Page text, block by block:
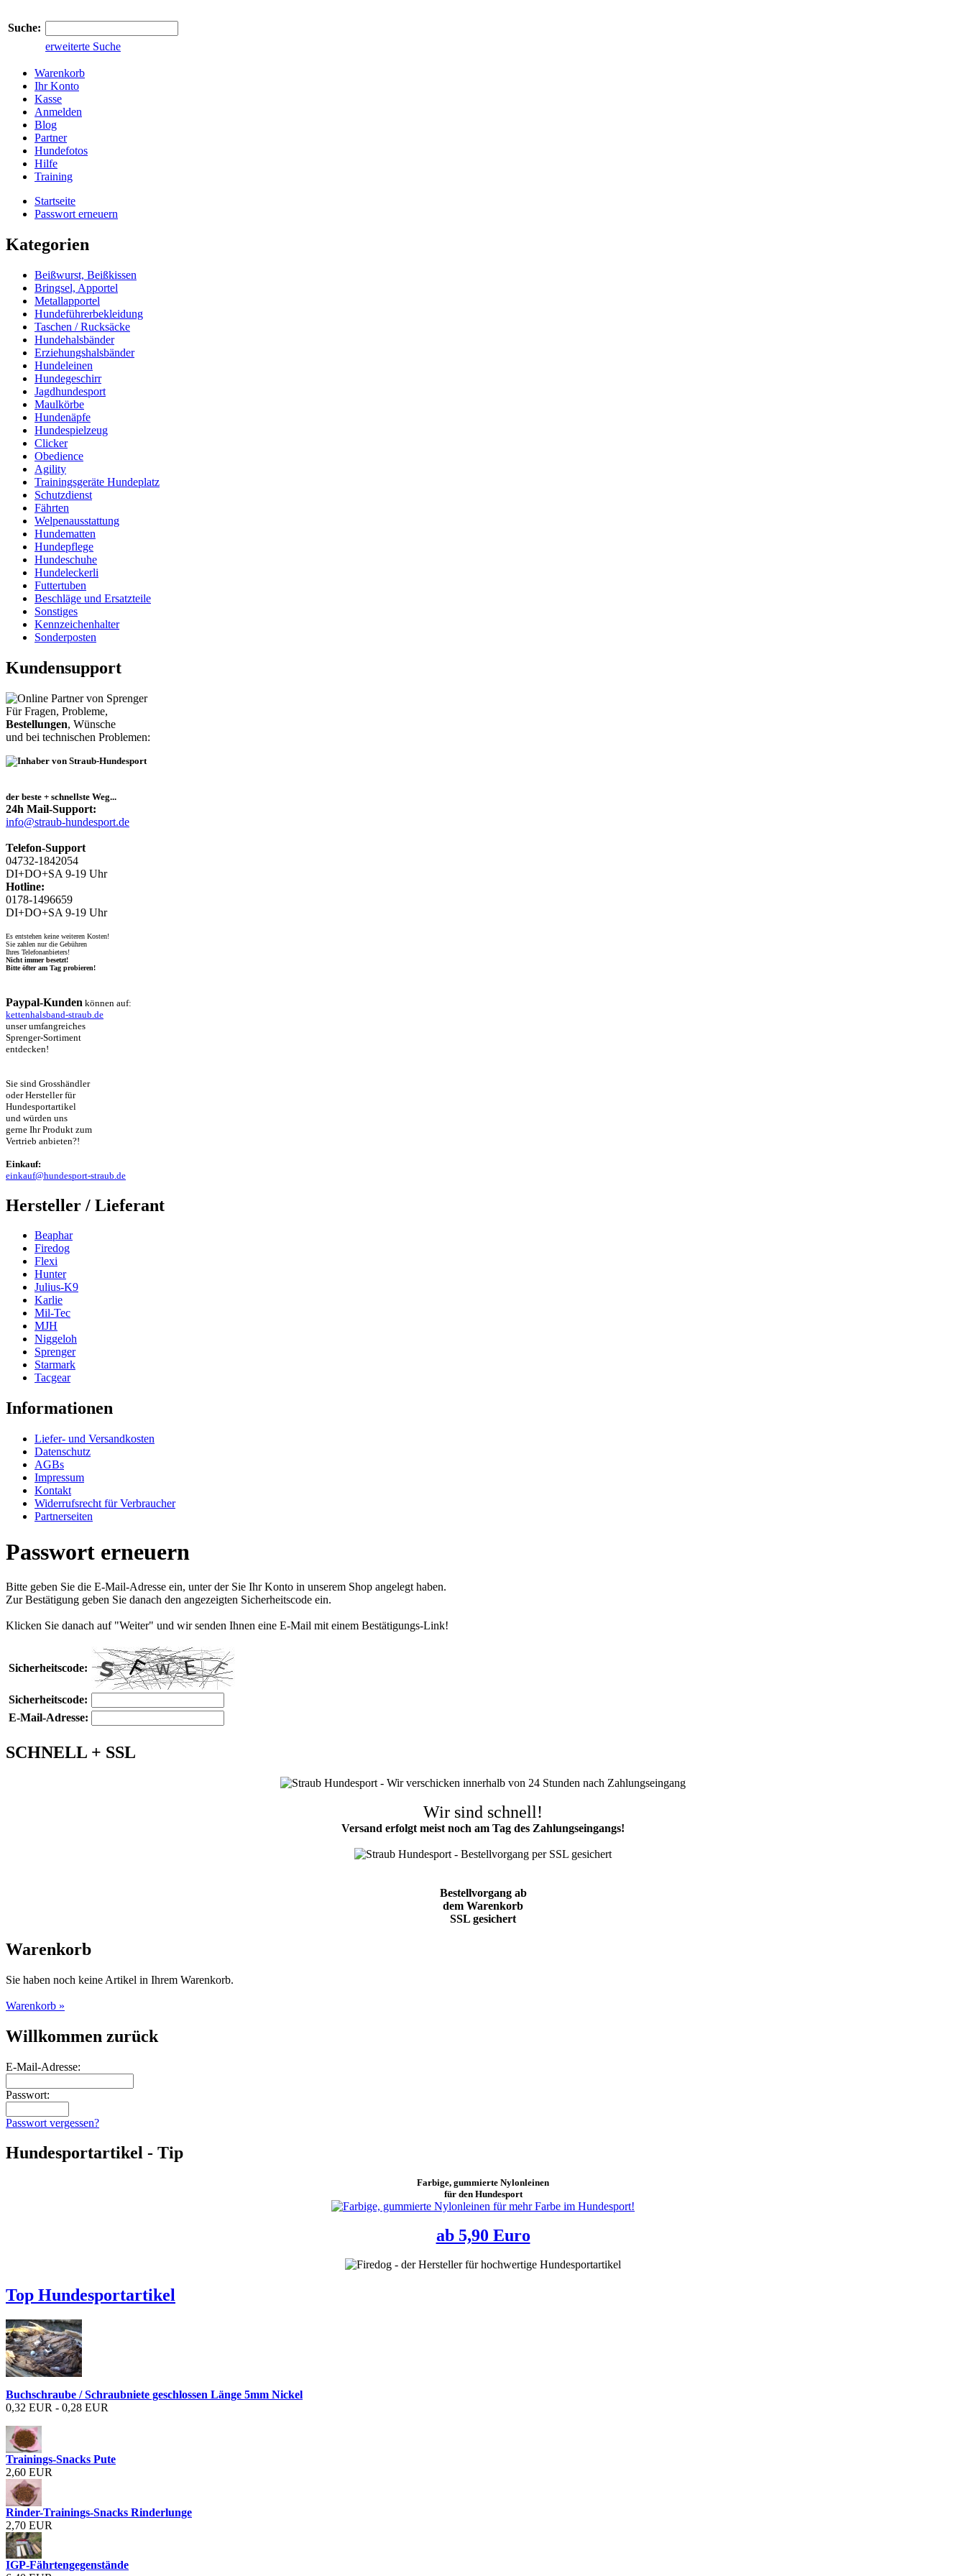
Suche:
erweiterte Suche
Warenkorb
Ihr Konto
Kasse
Anmelden
Blog
Partner
Hundefotos
Hilfe
Training
Startseite
Passwort erneuern
Kategorien
Beißwurst, Beißkissen
Bringsel, Apportel
Metallapportel
Hundeführerbekleidung
Taschen / Rucksäcke
Hundehalsbänder
Erziehungshalsbänder
Hundeleinen
Hundegeschirr
Jagdhundesport
Maulkörbe
Hundenäpfe
Hundespielzeug
Clicker
Obedience
Agility
Trainingsgeräte Hundeplatz
Schutzdienst
Fährten
Welpenausstattung
Hundematten
Hundepflege
Hundeschuhe
Hundeleckerli
Futtertuben
Beschläge und Ersatzteile
Sonstiges
Kennzeichenhalter
Sonderposten
Kundensupport
Für Fragen, Probleme,
Bestellungen, Wünsche
und bei technischen Problemen:
der beste + schnellste Weg...
24h Mail-Support:
info@straub-hundesport.de
Telefon-Support
04732-1842054
DI+DO+SA 9-19 Uhr
Hotline:
0178-1496659
DI+DO+SA 9-19 Uhr
Es entstehen keine weiteren Kosten!
Sie zahlen nur die Gebühren
Ihres Telefonanbieters!
Nicht immer besetzt!
Bitte öfter am Tag probieren!
Paypal-Kunden können auf:
kettenhalsband-straub.de
unser umfangreiches
Sprenger-Sortiment
entdecken!
Sie sind Grosshändler
oder Hersteller für
Hundesportartikel
und würden uns
gerne Ihr Produkt zum
Vertrieb anbieten?!
Einkauf:
einkauf@hundesport-straub.de
Hersteller / Lieferant
Beaphar
Firedog
Flexi
Hunter
Julius-K9
Karlie
Mil-Tec
MJH
Niggeloh
Sprenger
Starmark
Tacgear
Informationen
Liefer- und Versandkosten
Datenschutz
AGBs
Impressum
Kontakt
Widerrufsrecht für Verbraucher
Partnerseiten
Passwort erneuern
Bitte geben Sie die E-Mail-Adresse ein, unter der Sie Ihr Konto in unserem Shop angelegt haben.
Zur Bestätigung geben Sie danach den angezeigten Sicherheitscode ein.
Klicken Sie danach auf "Weiter" und wir senden Ihnen eine E-Mail mit einem Bestätigungs-Link!
Sicherheitscode:
Sicherheitscode:
E-Mail-Adresse:
SCHNELL + SSL
Wir sind schnell!
Versand erfolgt meist noch am Tag des Zahlungseingangs!
Bestellvorgang ab
dem Warenkorb
SSL gesichert
Warenkorb
Sie haben noch keine Artikel in Ihrem Warenkorb.
Warenkorb »
Willkommen zurück
E-Mail-Adresse:
Passwort:
Passwort vergessen?
Hundesportartikel - Tip
Farbige, gummierte Nylonleinen
für den Hundesport
ab 5,90 Euro
Top Hundesportartikel
Buchschraube / Schraubniete geschlossen Länge 5mm Nickel
0,32 EUR - 0,28 EUR
Trainings-Snacks Pute
2,60 EUR
Rinder-Trainings-Snacks Rinderlunge
2,70 EUR
IGP-Fährtengegenstände